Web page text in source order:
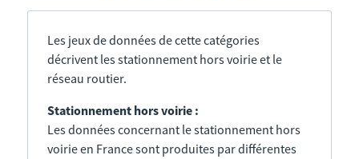
Les jeux de données de cette catégories
décrivent les stationnement hors voirie et le
réseau routier.
Stationnement hors voirie :
Les données concernant le stationnement hors
voirie en France sont produites par différentes